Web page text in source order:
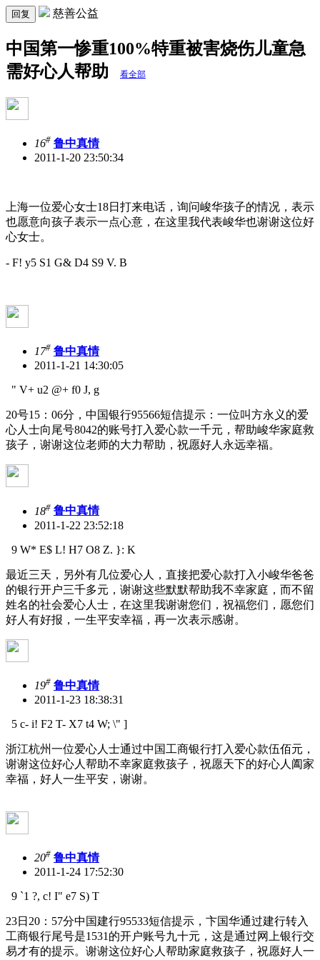
回复 慈善公益
中国第一惨重100%特重被害烧伤儿童急
需好心人帮助
看全部
16# 鲁中真情
2011-1-20 23:50:34
上海一位爱心女士18日打来电话，询问峻华孩子的情况，表示
也愿意向孩子表示一点心意，在这里我代表峻华也谢谢这位好
心女士。
- F! y5 S1 G& D4 S9 V. B
17# 鲁中真情
2011-1-21 14:30:05
" V+ u2 @+ f0 J, g
20号15：06分，中国银行95566短信提示：一位叫方永义的爱
心人士向尾号8042的账号打入爱心款一千元，帮助峻华家庭救
孩子，谢谢这位老师的大力帮助，祝愿好人永远幸福。
18# 鲁中真情
2011-1-22 23:52:18
9 W* E$ L! H7 O8 Z. }: K
最近三天，另外有几位爱心人，直接把爱心款打入小峻华爸爸
的银行开户三千多元，谢谢这些默默帮助我不幸家庭，而不留
姓名的社会爱心人士，在这里我谢谢您们，祝福您们，愿您们
好人有好报，一生平安幸福，再一次表示感谢。
19# 鲁中真情
2011-1-23 18:38:31
5 c- i! F2 T- X7 t4 W; \" ]
浙江杭州一位爱心人士通过中国工商银行打入爱心款伍佰元，
谢谢这位好心人帮助不幸家庭救孩子，祝愿天下的好心人阖家
幸福，好人一生平安，谢谢。
20# 鲁中真情
2011-1-24 17:52:30
9 `1 ?, c! I" e7 S) T
23日20：57分中国建行95533短信提示，卞国华通过建行转入
工商银行尾号是1531的开户账号九十元，这是通过网上银行交
易才有的提示。谢谢这位好心人帮助家庭救孩子，祝愿好人一